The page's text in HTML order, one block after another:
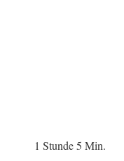
1 Stunde 5 Min.